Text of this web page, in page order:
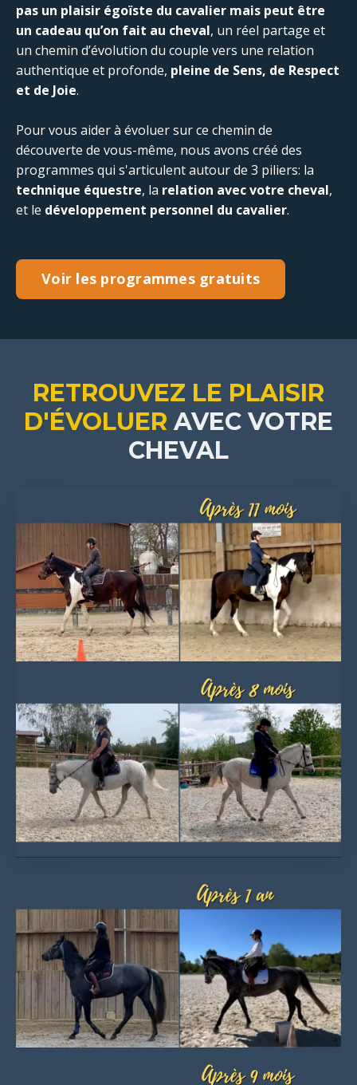
pas un plaisir égoïste du cavalier mais peut être
un cadeau qu’on fait au cheval, un réel partage et
un chemin d’évolution du couple vers une relation
authentique et profonde, pleine de Sens, de Respect
et de Joie.
Pour vous aider à évoluer sur ce chemin de
découverte de vous-même, nous avons créé des
programmes qui s'articulent autour de 3 piliers: la
technique équestre, la relation avec votre cheval,
et le développement personnel du cavalier.
Voir les programmes gratuits
RETROUVEZ LE PLAISIR
D'ÉVOLUER AVEC VOTRE
CHEVAL